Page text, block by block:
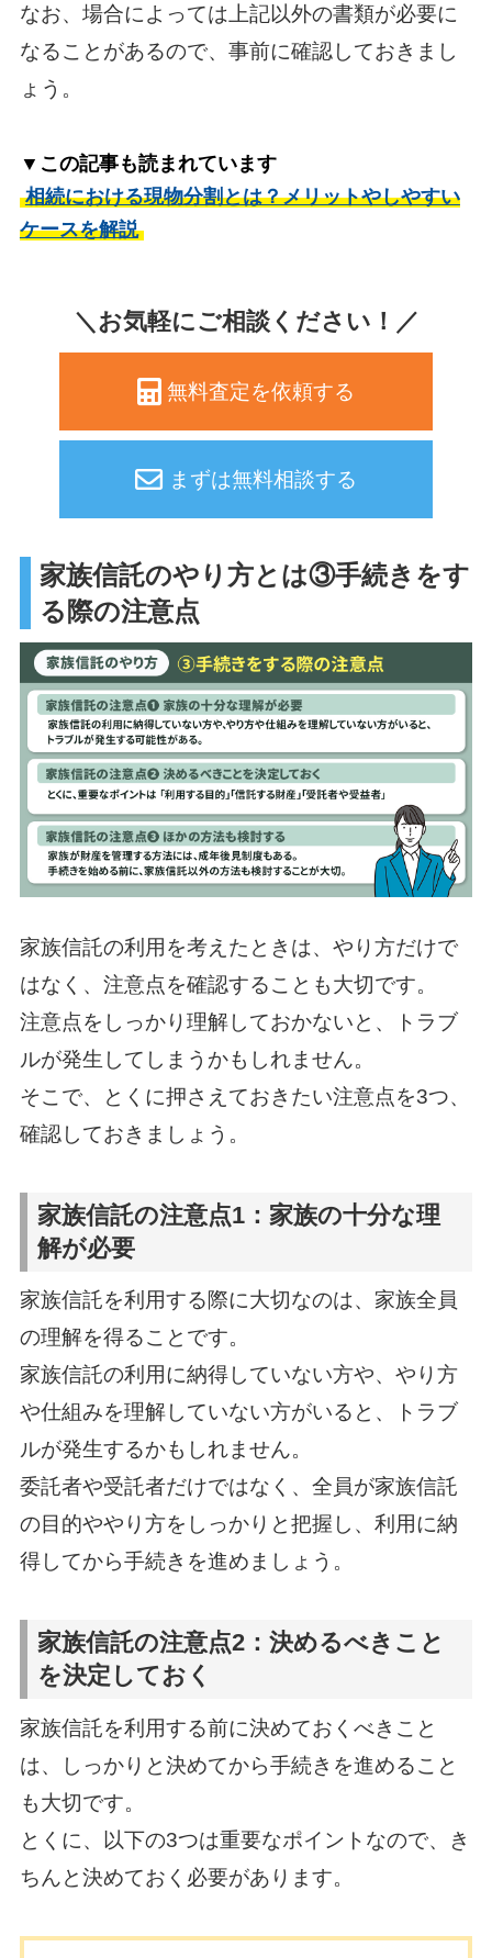
なお、場合によっては上記以外の書類が必要に
なることがあるので、事前に確認しておきまし
ょう。
▼この記事も読まれています
相続における現物分割とは？メリットやしやすい
ケースを解説
＼お気軽にご相談ください！／
無料査定を依頼する
まずは無料相談する
家族信託のやり方とは③手続きをす
る際の注意点
家族信託の利用を考えたときは、やり方だけで
はなく、注意点を確認することも大切です。
注意点をしっかり理解しておかないと、トラブ
ルが発生してしまうかもしれません。
そこで、とくに押さえておきたい注意点を3つ、
確認しておきましょう。
家族信託の注意点1：家族の十分な理
解が必要
家族信託を利用する際に大切なのは、家族全員
の理解を得ることです。
家族信託の利用に納得していない方や、やり方
や仕組みを理解していない方がいると、トラブ
ルが発生するかもしれません。
委託者や受託者だけではなく、全員が家族信託
の目的ややり方をしっかりと把握し、利用に納
得してから手続きを進めましょう。
家族信託の注意点2：決めるべきこと
を決定しておく
家族信託を利用する前に決めておくべきこと
は、しっかりと決めてから手続きを進めること
も大切です。
とくに、以下の3つは重要なポイントなので、き
ちんと決めておく必要があります。